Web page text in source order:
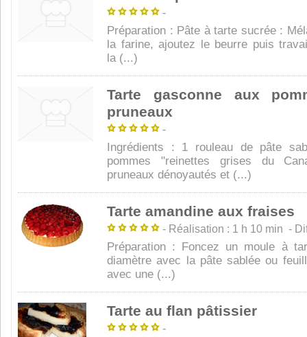
-
Préparation : Pâte à tarte sucrée :
la farine, ajoutez le beurre puis
la (...)
Tarte gasconne aux
pruneaux
-
Ingrédients : 1 rouleau de pâte
pommes "reinettes grises du
pruneaux dénoyautés et (...)
Tarte amandine aux fraises
- Réalisation : 1 h 10 min -
Préparation : Foncez un moule à
diamètre avec la pâte sablée ou
avec une (...)
Tarte au flan pâtissier
-